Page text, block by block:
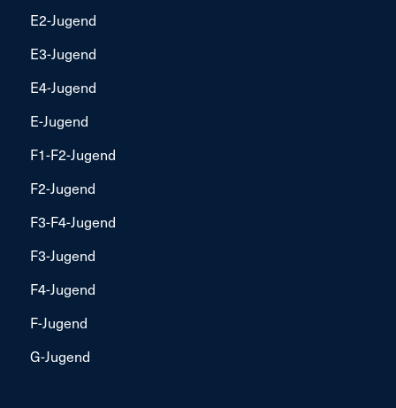
E2-Jugend
E3-Jugend
E4-Jugend
E-Jugend
F1-F2-Jugend
F2-Jugend
F3-F4-Jugend
F3-Jugend
F4-Jugend
F-Jugend
G-Jugend